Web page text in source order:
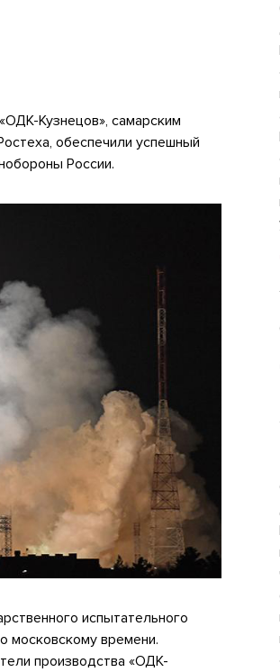
Кузнецов», самарским
обеспечили успешный
России.
испытательного
московскому времени.
производства «ОДК-